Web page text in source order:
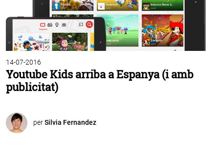
14-07-2016
Youtube Kids arriba a Espanya (i amb
publicitat)
perSilvia Fernandez